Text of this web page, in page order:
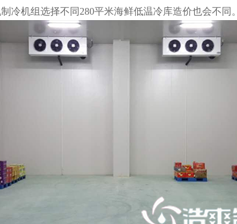
冷机组选择不同280平米海鲜低温冷库造价也会不同。